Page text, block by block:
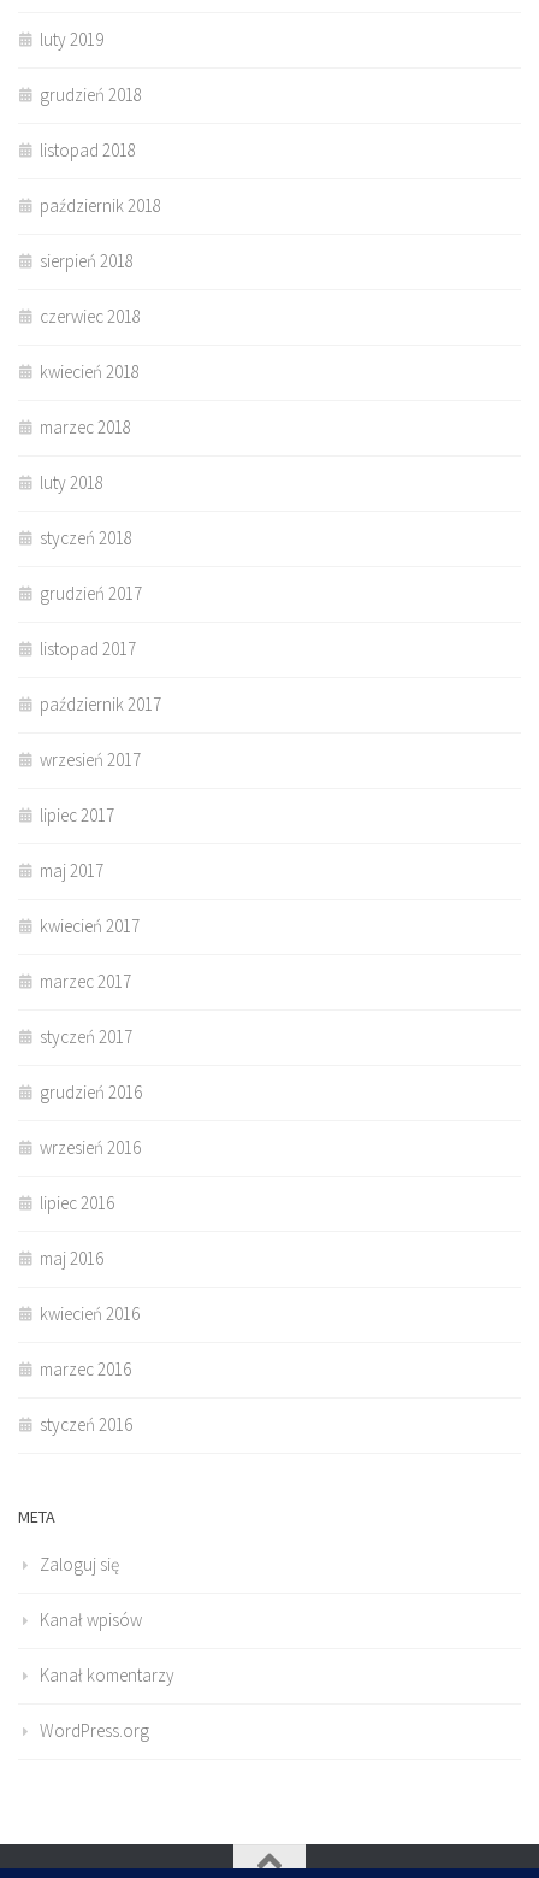
luty 2019
grudzień 2018
listopad 2018
październik 2018
sierpień 2018
czerwiec 2018
kwiecień 2018
marzec 2018
luty 2018
styczeń 2018
grudzień 2017
listopad 2017
październik 2017
wrzesień 2017
lipiec 2017
maj 2017
kwiecień 2017
marzec 2017
styczeń 2017
grudzień 2016
wrzesień 2016
lipiec 2016
maj 2016
kwiecień 2016
marzec 2016
styczeń 2016
META
Zaloguj się
Kanał wpisów
Kanał komentarzy
WordPress.org